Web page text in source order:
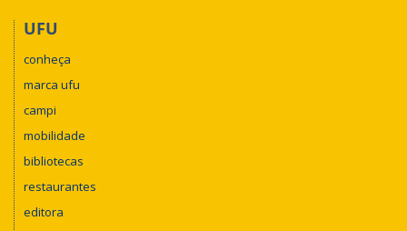
UFU
conheça
marca ufu
campi
mobilidade
bibliotecas
restaurantes
editora